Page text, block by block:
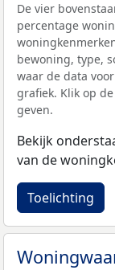
De vier
percentage
bewoning, type,
waar de data
grafiek. Klik op
geven.
Bekijk
van de
Toelichting